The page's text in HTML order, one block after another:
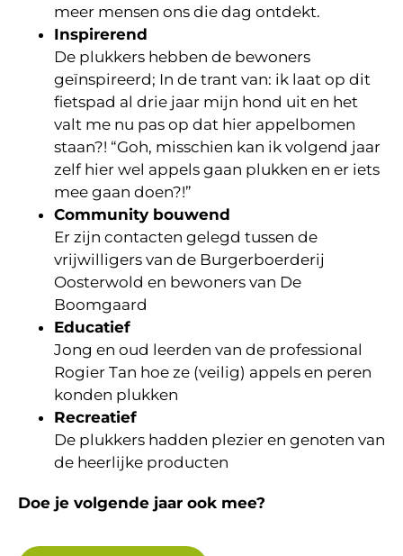
meer mensen ons die dag ontdekt.
Inspirerend
De plukkers hebben de bewoners
geïnspireerd; In de trant van: ik laat op dit
fietspad al drie jaar mijn hond uit en het
valt me nu pas op dat hier appelbomen
staan?! “Goh, misschien kan ik volgend jaar
zelf hier wel appels gaan plukken en er iets
mee gaan doen?!”
Community bouwend
Er zijn contacten gelegd tussen de
vrijwilligers van de Burgerboerderij
Oosterwold en bewoners van De
Boomgaard
Educatief
Jong en oud leerden van de professional
Rogier Tan hoe ze (veilig) appels en peren
konden plukken
Recreatief
De plukkers hadden plezier en genoten van
de heerlijke producten
Doe je volgende jaar ook mee?